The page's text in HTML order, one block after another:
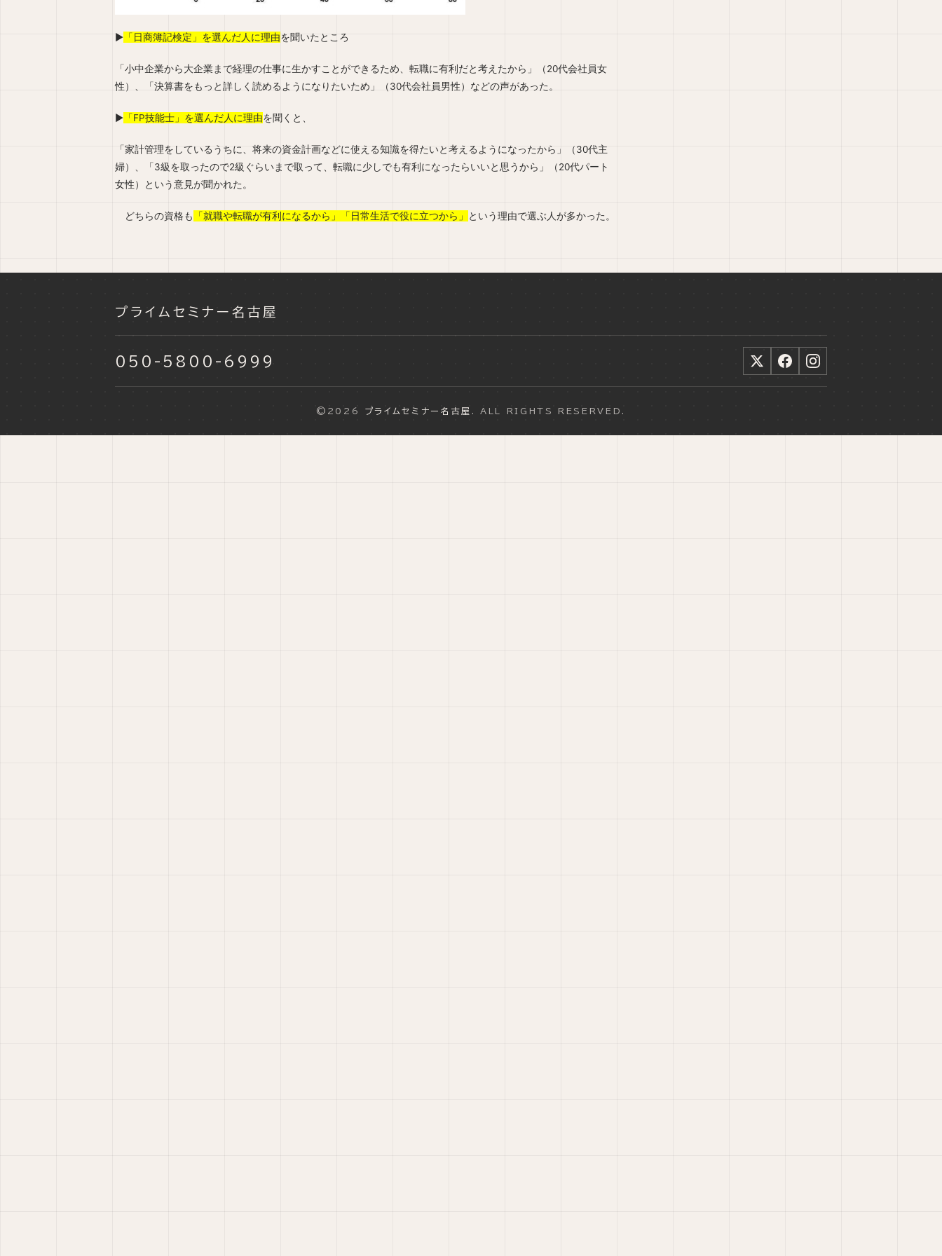
▶︎ 「日商簿記検定」を選んだ人に理由を聞いたところ
「小中企業から大企業まで経理の仕事に生かすことができるため、転職に有利だと考えたから」（20代会社員女
性）、「決算書をもっと詳しく読めるようになりたいため」（30代会社員男性）などの声があった。
▶︎ 「FP技能士」を選んだ人に理由を聞くと、
「家計管理をしているうちに、将来の資金計画などに使える知識を得たいと考えるようになったから」（30代主
婦）、「3級を取ったので2級ぐらいまで取って、転職に少しでも有利になったらいいと思うから」（20代パート
女性）という意見が聞かれた。
どちらの資格も 「就職や転職が有利になるから」「日常生活で役に立つから」 という理由で選ぶ人が多かった。
プライムセミナー名古屋
050-5800-6999
©2026 プライムセミナー名古屋 . ALL RIGHTS RESERVED.